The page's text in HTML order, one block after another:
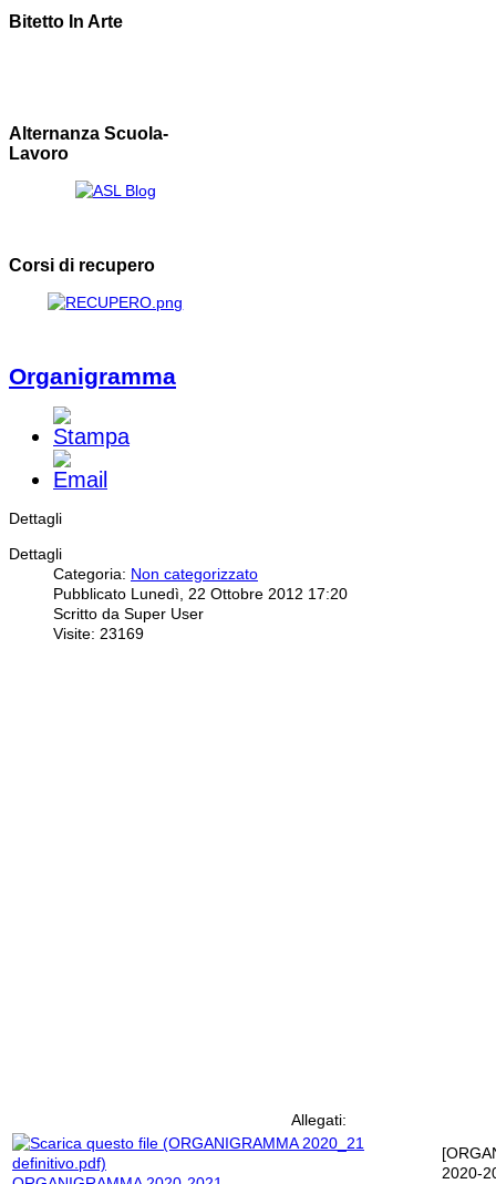
Bitetto In Arte
Alternanza Scuola-
Lavoro
Corsi di recupero
Organigramma
Dettagli
Dettagli
Categoria: Non categorizzato
Pubblicato Lunedì, 22 Ottobre 2012 17:20
Scritto da Super User
Visite: 23169
Allegati:
2020-